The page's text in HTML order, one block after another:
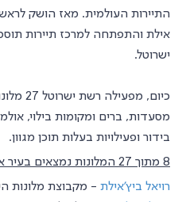
התיירות העולמית. מאז הושק
אילת והתפתחה למרכז תיירות
ישרוטל.
כיום,
מסעדות, ברים ומקומות בילוי,
בידור ופעילויות בעלות תוכן מגוון.
8 מתוך 27 המלונות נמצאים בעיר אילת:
רויאל ביץ'אילת - מקבוצת מלונות